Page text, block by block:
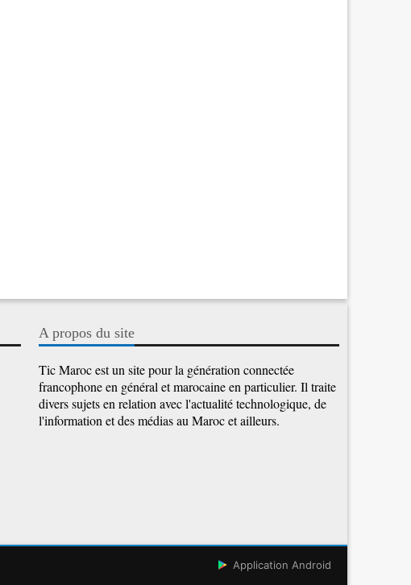
A propos du site
Tic Maroc est un site pour la génération connectée
francophone en général et marocaine en particulier. Il traite
divers sujets en relation avec l'actualité technologique, de
l'information et des médias au Maroc et ailleurs.
Application Android